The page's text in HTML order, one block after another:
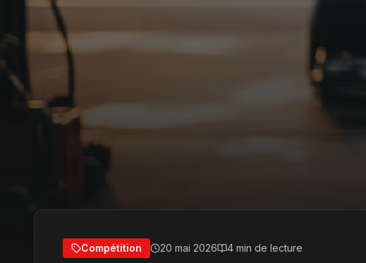
Compétition 20 mai 2026 4 min de lecture